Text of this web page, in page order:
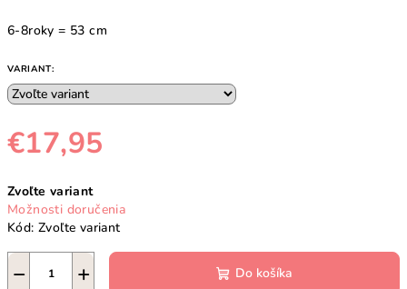
6-8roky = 53 cm
VARIANT:
€17,95
cena:
Zvoľte variant
Možnosti doručenia
Kód: Zvoľte variant
+
− Do košíka